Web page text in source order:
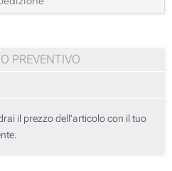
PREVENTIVO
il prezzo dell'articolo con il tuo